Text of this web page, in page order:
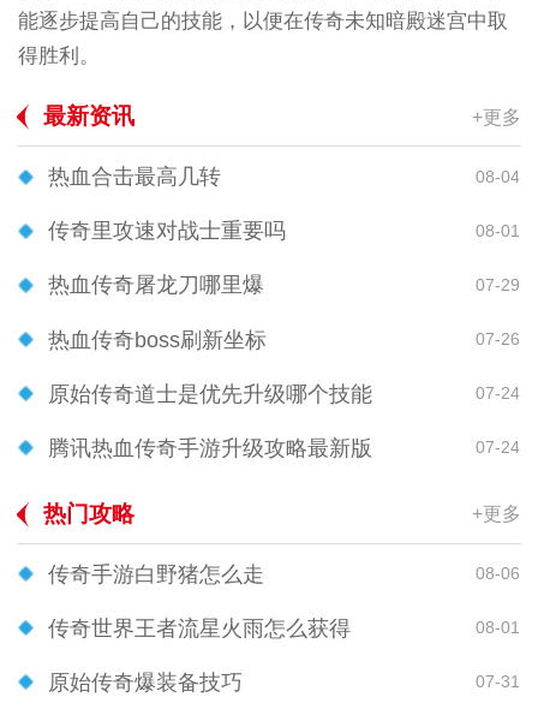
能逐步提高自己的技能，以便在传奇未知暗殿迷宫中取
得胜利。
最新资讯 +更多
热血合击最高几转 08-04
传奇里攻速对战士重要吗 08-01
热血传奇屠龙刀哪里爆 07-29
热血传奇boss刷新坐标 07-26
原始传奇道士是优先升级哪个技能 07-24
腾讯热血传奇手游升级攻略最新版 07-24
热门攻略 +更多
传奇手游白野猪怎么走 08-06
传奇世界王者流星火雨怎么获得 08-01
原始传奇爆装备技巧 07-31